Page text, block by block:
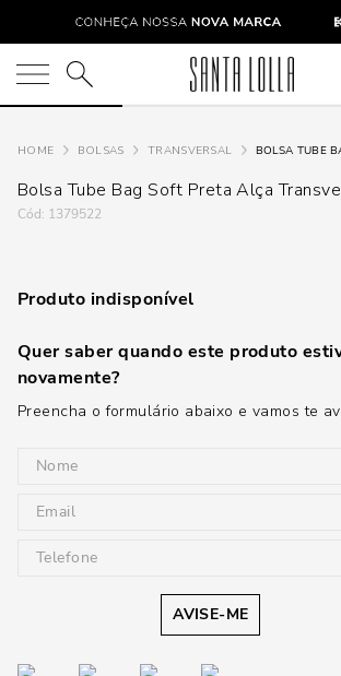
O que você está procurando?
BOLSAS TRANSVERSAL
Bolsa Tube Bag Soft Preta Alça
: 1379522
Produto indisponível
Quer saber quando este produto
novamente?
Preencha o formulário abaixo e vamos te
AVISE-ME